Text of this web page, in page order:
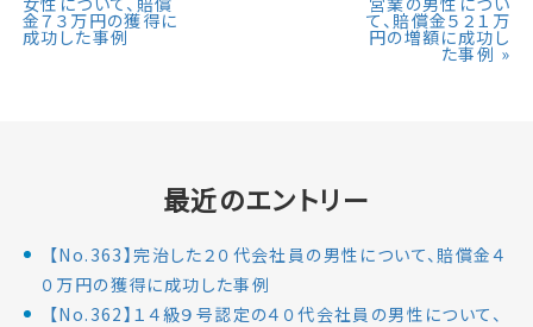
金７３万円の獲得に
成功した事例
て、賠償金５２１万
円の増額に成功し
た事例 »
最近のエントリー
【No.363】完治した２０代会社員の男性について、賠償金４
０万円の獲得に成功した事例
【No.362】１４級９号認定の４０代会社員の男性について、